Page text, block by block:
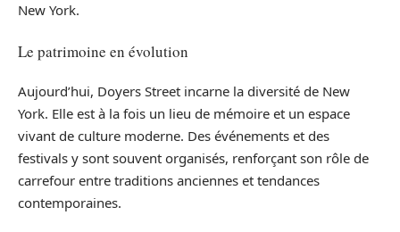
New York.
Le patrimoine en évolution
Aujourd’hui, Doyers Street incarne la diversité de New
York. Elle est à la fois un lieu de mémoire et un espace
vivant de culture moderne. Des événements et des
festivals y sont souvent organisés, renforçant son rôle de
carrefour entre traditions anciennes et tendances
contemporaines.